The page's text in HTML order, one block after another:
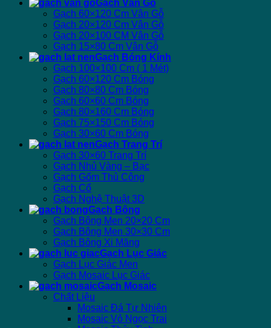
Gạch Vân Gỗ
Gạch 60×120 Cm Vân Gỗ
Gạch 20×120 Cm Vân Gỗ
Gạch 20×100 CM Vân Gỗ
Gạch 15×80 Cm Vân Gỗ
Gạch Bóng Kính
Gạch 100×100 Cm ( 1 Mét)
Gạch 60×120 Cm Bóng
Gạch 80×80 Cm Bóng
Gạch 60×60 Cm Bóng
Gạch 80×160 Cm Bóng
Gạch 75×150 Cm Bóng
Gạch 30×60 Cm Bóng
Gạch Trang Trí
Gạch 30×60 Trang Trí
Gạch Nhủ Vàng – Bạc
Gạch Gốm Thủ Công
Gạch Cổ
Gạch Nghệ Thuật 3D
Gạch Bông
Gạch Bông Men 20×20 Cm
Gạch Bông Men 30×30 Cm
Gạch Bông Xi Măng
Gạch Lục Giác
Gạch Lục Giác Men
Gạch Mosaic Lục Giác
Gạch Mosaic
Chất Liệu
Mosaic Đá Tự Nhiên
Mosaic Vỏ Ngọc Trai